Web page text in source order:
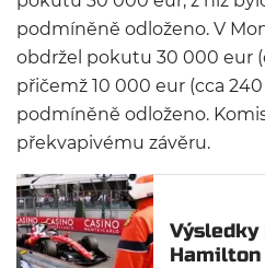
podmíněně odloženo. V
obdržel pokutu 30 000 eur
přičemž 10 000 eur (cca
podmíněně odloženo.
překvapivému závěru.
Výsledky
Hamilton